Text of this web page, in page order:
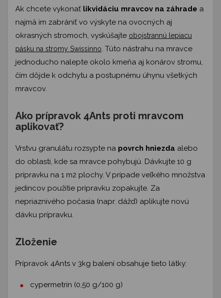
Ak chcete vykonať likvidáciu mravcov na záhrade a
najmä im zabrániť vo výskyte na ovocných aj
okrasných stromoch, vyskúšajte obojstrannú lepiacu
pásku na stromy Swissinno. Túto nástrahu na mravce
jednoducho nalepte okolo kmeňa aj konárov stromu,
čím dôjde k odchytu a postupnému úhynu všetkých
mravcov.
Ako prípravok 4Ants proti mravcom
aplikovať?
Vrstvu granulátu rozsypte na povrch hniezda alebo
do oblasti, kde sa mravce pohybujú. Dávkujte 10 g
prípravku na 1 m2 plochy. V prípade veľkého množstva
jedincov použitie prípravku zopakujte. Za
nepriaznivého počasia (napr. dážď) aplikujte novú
dávku prípravku.
Zloženie
Prípravok 4Ants v 3kg balení obsahuje tieto látky:
cypermetrín (0,50 g/100 g)